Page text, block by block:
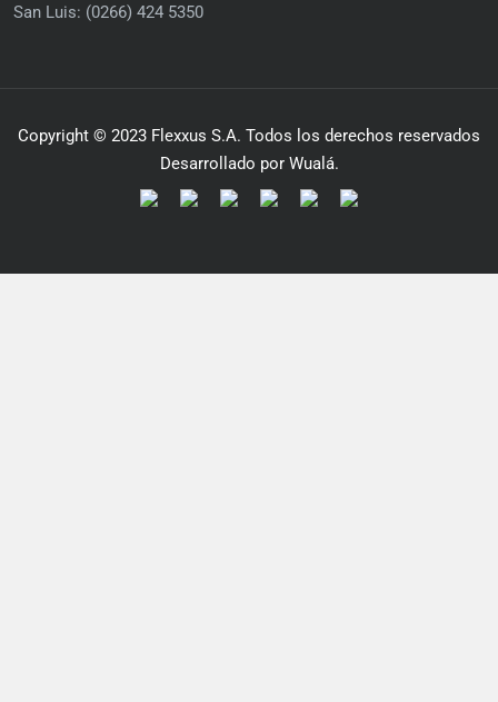
San Luis: (0266) 424 5350
Copyright © 2023 Flexxus S.A. Todos los derechos reservados
Desarrollado por Wualá.